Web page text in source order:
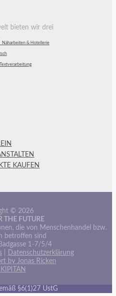
bieten wir drei
Näharbeiten & Hotellerie
Textverarbeitung
KAUFEN
© 2026
THE FUTURE
die von Menschenhandel bzw.
betroffen sind
1-7/5/4
|
Datenschutzerklärung
by Jonas Ricken
§6(1)27 UstG